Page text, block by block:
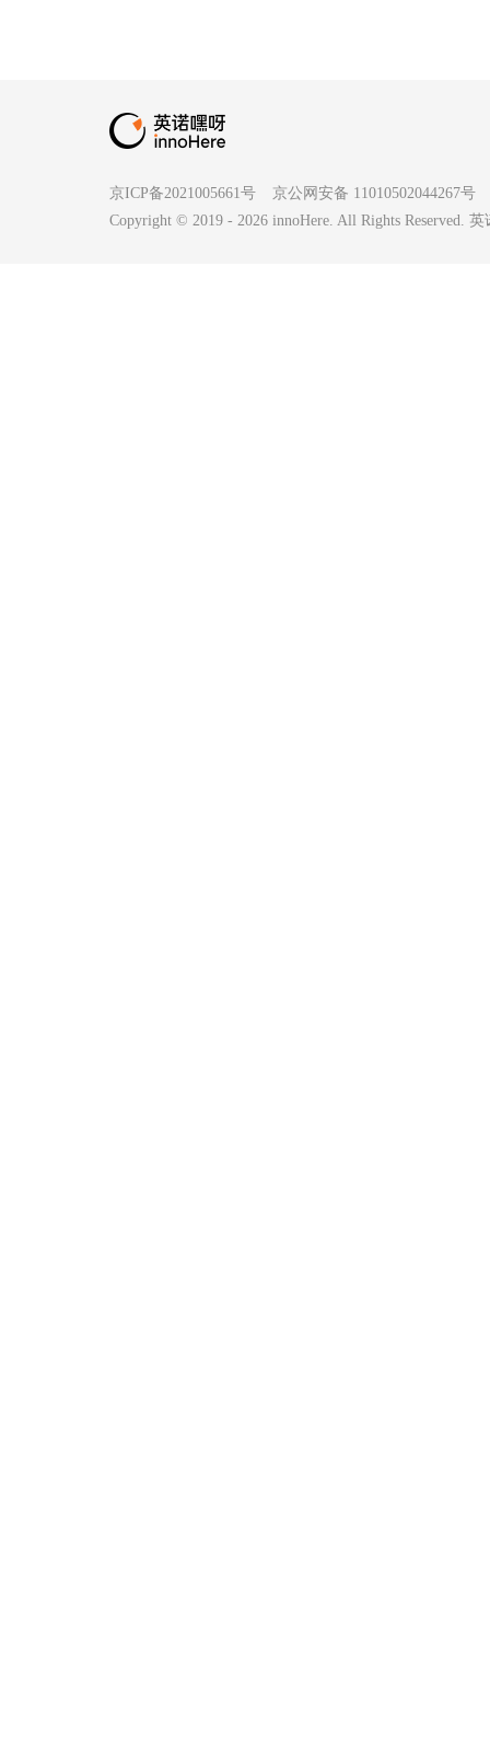
京ICP备2021005661号
京公网安备 11010502044267号
Copyright © 2019 - 2026 innoHere. All Rights Reserved.